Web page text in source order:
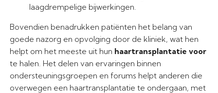
laagdrempelige bijwerkingen.
Bovendien benadrukken patiënten het belang van
goede nazorg en opvolging door de kliniek, wat hen
helpt om het meeste uit hun haartransplantatie voor
te halen. Het delen van ervaringen binnen
ondersteuningsgroepen en forums helpt anderen die
overwegen een haartransplantatie te ondergaan, met